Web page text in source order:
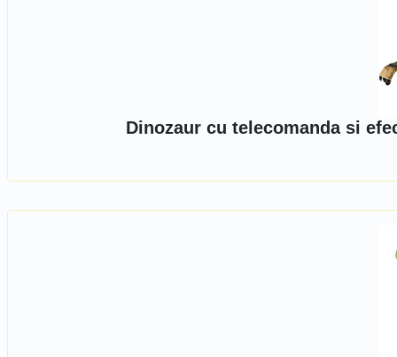
Dinozaur cu telecomanda si